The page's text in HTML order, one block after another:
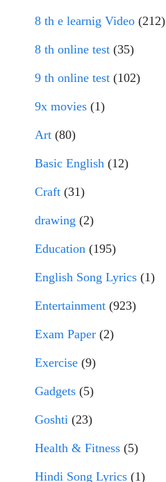
8 th e learnig Video (212)
8 th online test (35)
9 th online test (102)
9x movies (1)
Art (80)
Basic English (12)
Craft (31)
drawing (2)
Education (195)
English Song Lyrics (1)
Entertainment (923)
Exam Paper (2)
Exercise (9)
Gadgets (5)
Goshti (23)
Health & Fitness (5)
Hindi Song Lyrics (1)